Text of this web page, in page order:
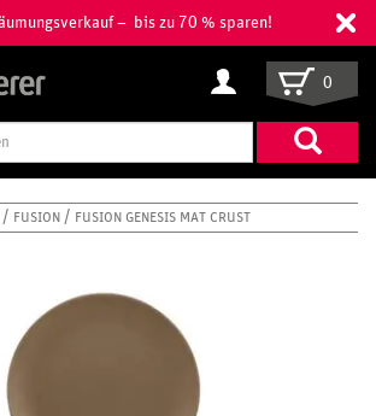
– bis zu 70 % sparen!
Suchbegriff
eingeben
0
FUSION FUSION GENESIS MAT CRUST